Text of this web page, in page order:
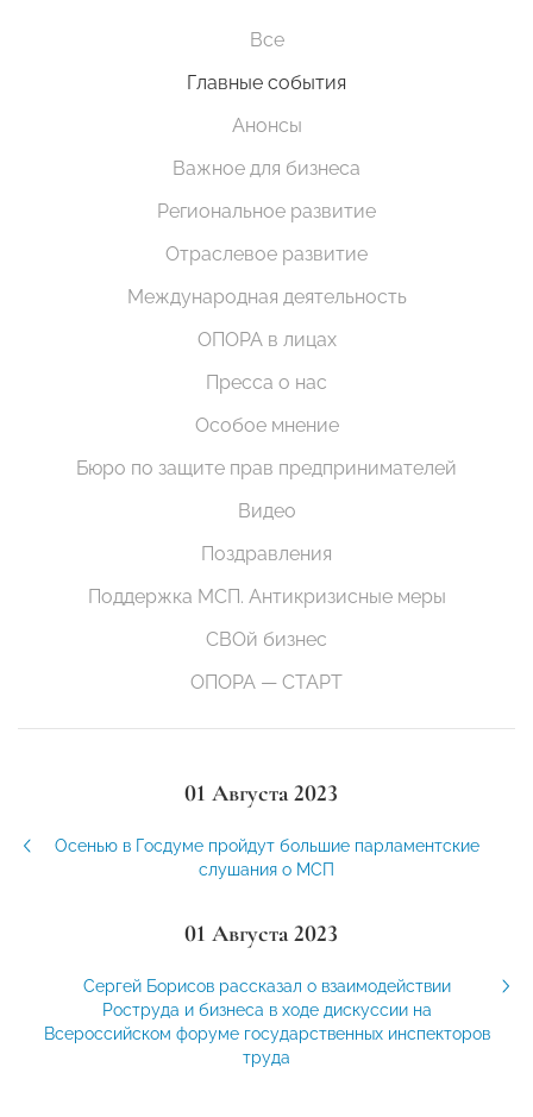
Все
Главные события
Анонсы
Важное для бизнеса
Региональное развитие
Отраслевое развитие
Международная деятельность
ОПОРА в лицах
Пресса о нас
Особое мнение
Бюро по защите прав предпринимателей
Видео
Поздравления
Поддержка МСП. Антикризисные меры
СВОй бизнес
ОПОРА — СТАРТ
01 Августа 2023
Осенью в Госдуме пройдут большие парламентские
слушания о МСП
01 Августа 2023
Сергей Борисов рассказал о взаимодействии
Роструда и бизнеса в ходе дискуссии на
Всероссийском форуме государственных инспекторов
труда